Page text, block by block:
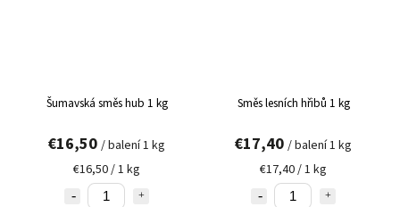
Šumavská směs hub 1 kg
€16,50 / balení 1 kg
€16,50 / 1 kg
Směs lesních hřibů 1 kg
€17,40 / balení 1 kg
€17,40 / 1 kg